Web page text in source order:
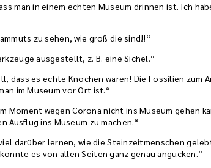
man in einem echten Museum drinnen ist. Ich
zu sehen, wie groß die sind!!“
ausgestellt, z. B. eine Sichel.“
dass es echte Knochen waren! Die Fossilien zum
im Museum vor Ort ist.“
Moment wegen Corona nicht ins Museum gehen
Ausflug ins Museum zu machen.“
darüber lernen, wie die Steinzeitmenschen
es von allen Seiten ganz genau angucken.“